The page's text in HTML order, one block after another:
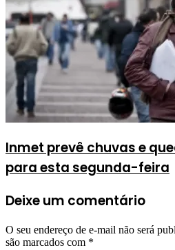
Inmet prevê chuvas e
para esta segunda-feira
Deixe um comentário
O seu endereço de e-mail não será
são marcados com *